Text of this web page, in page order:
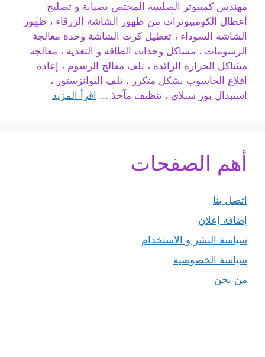
مهندس كمبيوتر الصليبية المختص بصيانة و تصليح
أعطال الكومبيوترات من ظهور الشاشة الزرقاء ، ظهور
الشاشة السوداء ، تعطيل كرت الشاشة وحدة معالجة
الرسومات ، مشاكل وحدات الطاقة و التغذية ، معالجة
مشاكل الحرارة الزائدة ، تلف معالج الرسوم ، إعادة
اقلاع الحاسوب بشكل متكرر ، تلف التوانزستور ،
استبدال بور سبلاي ، تنظيف مآخذ ... اقرأ المزيد
أهم الصفحات
اتصل بنا
إضافة إعلان
سياسة النشر و الاستخدام
سياسة الخصوصية
من نحن